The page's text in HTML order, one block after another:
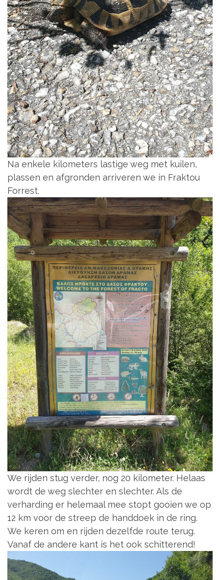
Na enkele kilometers lastige weg met kuilen,
plassen en afgronden arriveren we in Fraktou
Forrest.
We rijden stug verder, nog 20 kilometer. Helaas
wordt de weg slechter en slechter. Als de
verharding er helemaal mee stopt gooien we op
12 km voor de streep de handdoek in de ring.
We keren om en rijden dezelfde route terug.
Vanaf de andere kant is het ook schitterend!